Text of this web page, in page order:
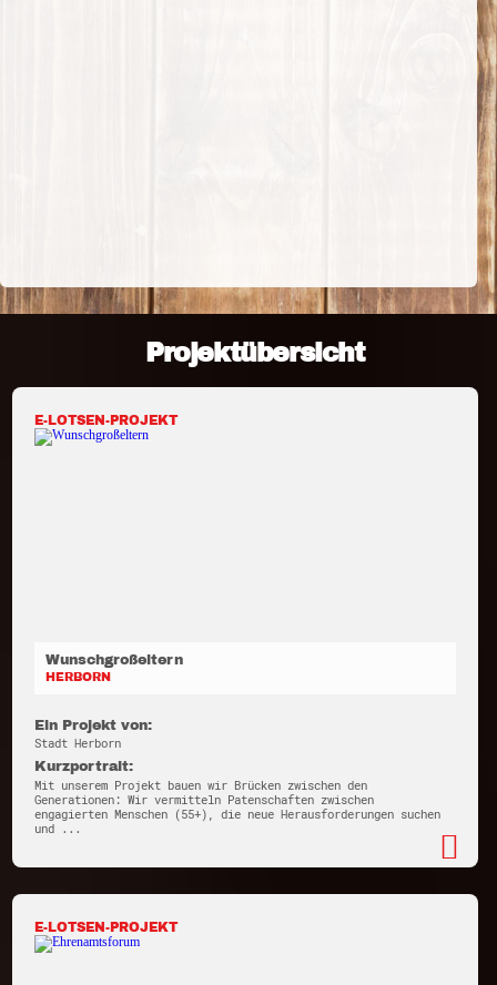
Projektübersicht
E-LOTSEN-PROJEKT
Wunschgroßeltern
HERBORN
Ein Projekt von:
Stadt Herborn
Kurzportrait:
Mit unserem Projekt bauen wir Brücken zwischen den
Generationen: Wir vermitteln Patenschaften zwischen
engagierten Menschen (55+), die neue Herausforderungen suchen
und ...
E-LOTSEN-PROJEKT